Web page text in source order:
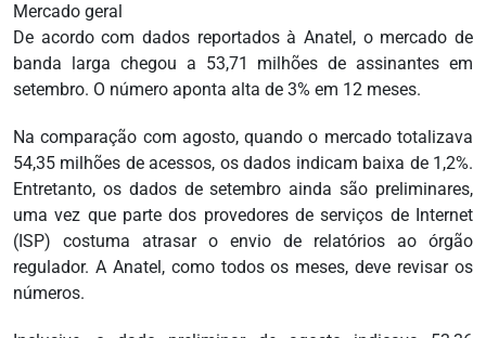
Mercado geral
De acordo com dados reportados à Anatel, o mercado de
banda larga chegou a 53,71 milhões de assinantes em
setembro. O número aponta alta de 3% em 12 meses.
Na comparação com agosto, quando o mercado totalizava
54,35 milhões de acessos, os dados indicam baixa de 1,2%.
Entretanto, os dados de setembro ainda são preliminares,
uma vez que parte dos provedores de serviços de Internet
(ISP) costuma atrasar o envio de relatórios ao órgão
regulador. A Anatel, como todos os meses, deve revisar os
números.